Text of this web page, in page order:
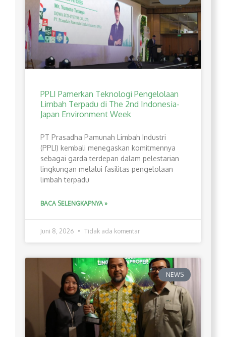
PPLI Pamerkan Teknologi Pengelolaan
Limbah Terpadu di The 2nd Indonesia-
Japan Environment Week
PT Prasadha Pamunah Limbah Industri
(PPLI) kembali menegaskan komitmennya
sebagai garda terdepan dalam pelestarian
lingkungan melalui fasilitas pengelolaan
limbah terpadu
BACA SELENGKAPNYA »
Juni 8, 2026 Tidak ada komentar
NEWS